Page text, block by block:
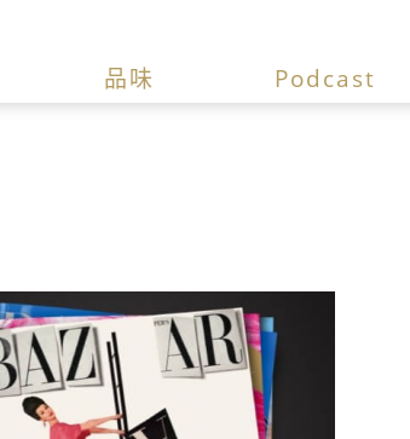
品味 Podcast